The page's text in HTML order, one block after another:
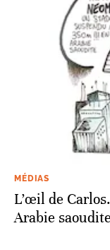
MÉDIAS
L’œil de
Arabie